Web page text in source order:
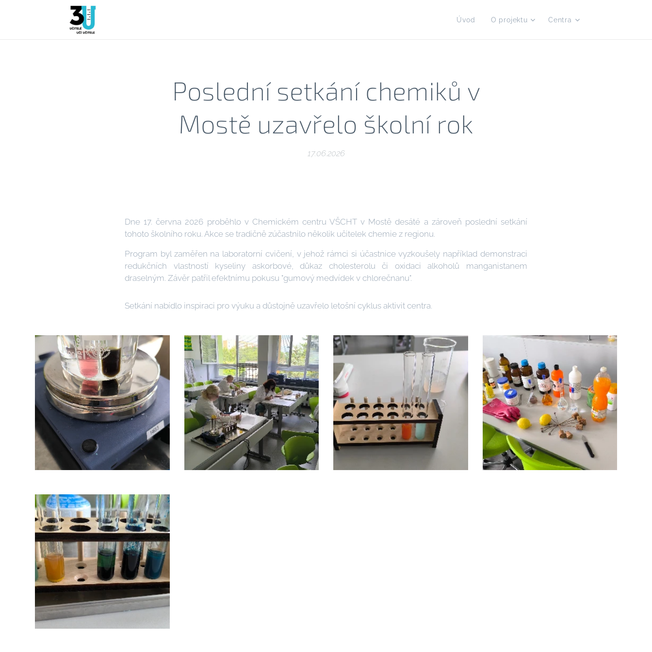
Úvod O projektu Centra
Poslední setkání chemiků v
Mostě uzavřelo školní rok
17.06.2026
Dne 17. června 2026 proběhlo v Chemickém centru VŠCHT v Mostě desáté a zároveň poslední setkání
tohoto školního roku. Akce se tradičně zúčastnilo několik učitelek chemie z regionu.
Program byl zaměřen na laboratorní cvičení, v jehož rámci si účastnice vyzkoušely například demonstraci
redukčních vlastností kyseliny askorbové, důkaz cholesterolu či oxidaci alkoholů manganistanem
draselným. Závěr patřil efektnímu pokusu "gumový medvídek v chlorečnanu".
Setkání nabídlo inspiraci pro výuku a důstojně uzavřelo letošní cyklus aktivit centra.